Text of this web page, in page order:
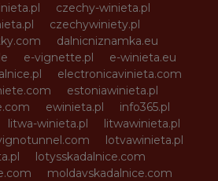
czechy-winieta.pl
czechywiniety.pl
dalnicniznamka.eu
e-vignette.pl
e-winieta.eu
electronicavinieta.com
estoniawinieta.pl
ewinieta.pl
info365.pl
litwa-winieta.pl
litwawinieta.pl
lotvawinieta.pl
lotysskadalnice.com
moldavskadalnice.com